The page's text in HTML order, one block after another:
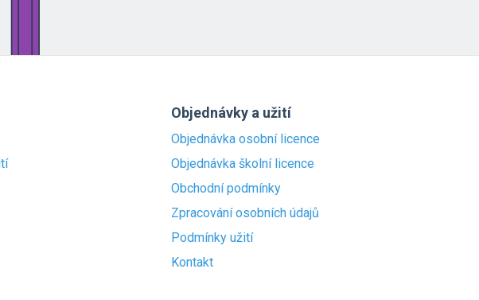
Objednávky a užití
Objednávka osobní licence
Objednávka školní licence
Obchodní podmínky
Zpracování osobních údajů
Podmínky užití
Kontakt